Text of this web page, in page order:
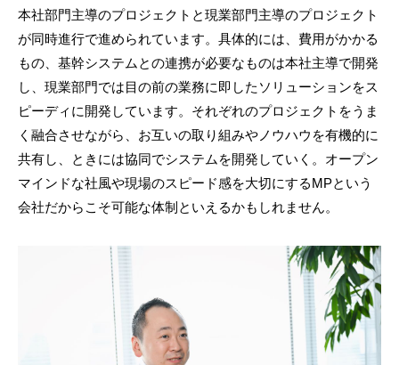
本社部門主導のプロジェクトと現業部門主導のプロジェクト
が同時進行で進められています。具体的には、費用がかかる
もの、基幹システムとの連携が必要なものは本社主導で開発
し、現業部門では目の前の業務に即したソリューションをス
ピーディに開発しています。それぞれのプロジェクトをうま
く融合させながら、お互いの取り組みやノウハウを有機的に
共有し、ときには協同でシステムを開発していく。オープン
マインドな社風や現場のスピード感を大切にするMPという
会社だからこそ可能な体制といえるかもしれません。